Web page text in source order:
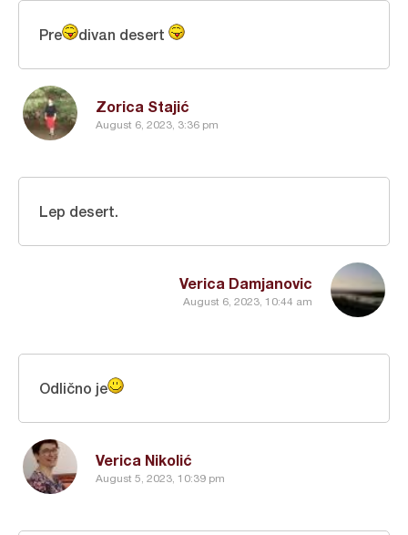
Zorica Stajić
August 6, 2023, 3:36 pm
Pre divan desert
Verica Damjanovic
August 6, 2023, 10:44 am
Lep desert.
Verica Nikolić
August 5, 2023, 10:39 pm
Odlično je